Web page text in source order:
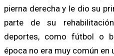
pierna derecha y le dio su
parte de su
deportes, como fútbol o
época no era muy común en